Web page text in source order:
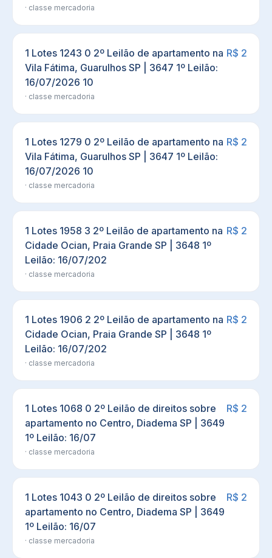
· classe mercadoria
1 Lotes 1243 0 2º Leilão de apartamento na
Vila Fátima, Guarulhos SP | 3647 1º Leilão:
16/07/2026 10
· classe mercadoria
R$ 2
1 Lotes 1279 0 2º Leilão de apartamento na
Vila Fátima, Guarulhos SP | 3647 1º Leilão:
16/07/2026 10
· classe mercadoria
R$ 2
1 Lotes 1958 3 2º Leilão de apartamento na
Cidade Ocian, Praia Grande SP | 3648 1º
Leilão: 16/07/202
· classe mercadoria
R$ 2
1 Lotes 1906 2 2º Leilão de apartamento na
Cidade Ocian, Praia Grande SP | 3648 1º
Leilão: 16/07/202
· classe mercadoria
R$ 2
1 Lotes 1068 0 2º Leilão de direitos sobre
apartamento no Centro, Diadema SP | 3649
1º Leilão: 16/07
· classe mercadoria
R$ 2
1 Lotes 1043 0 2º Leilão de direitos sobre
apartamento no Centro, Diadema SP | 3649
1º Leilão: 16/07
· classe mercadoria
R$ 2